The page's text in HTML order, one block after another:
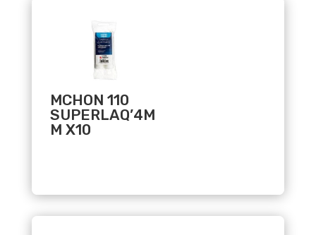
MCHON 110
SUPERLAQ’4M
M X10